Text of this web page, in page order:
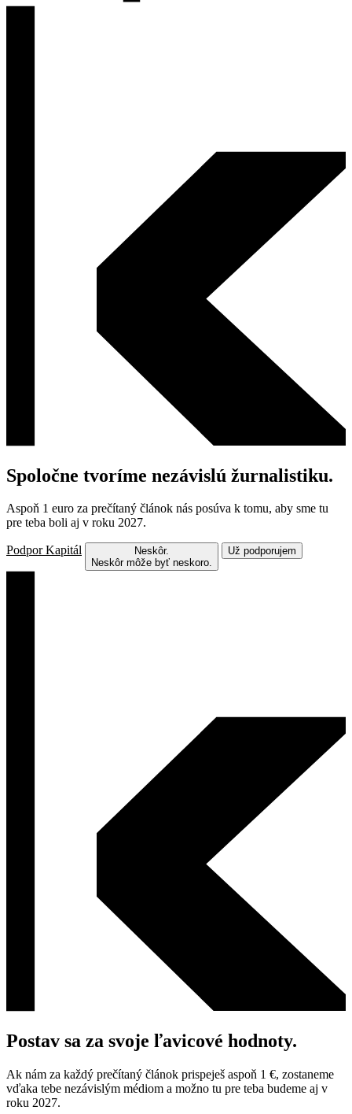
Spoločne tvoríme nezávislú žurnalistiku.
Aspoň 1 euro za prečítaný článok nás posúva k tomu, aby sme tu
pre teba boli aj v roku 2027.
Podpor Kapitál
Neskôr.
Neskôr môže byť neskoro.
Už podporujem
Postav sa za svoje ľavicové hodnoty.
Ak nám za každý prečítaný článok prispeješ aspoň 1 €, zostaneme
vďaka tebe nezávislým médiom a možno tu pre teba budeme aj v
roku 2027.